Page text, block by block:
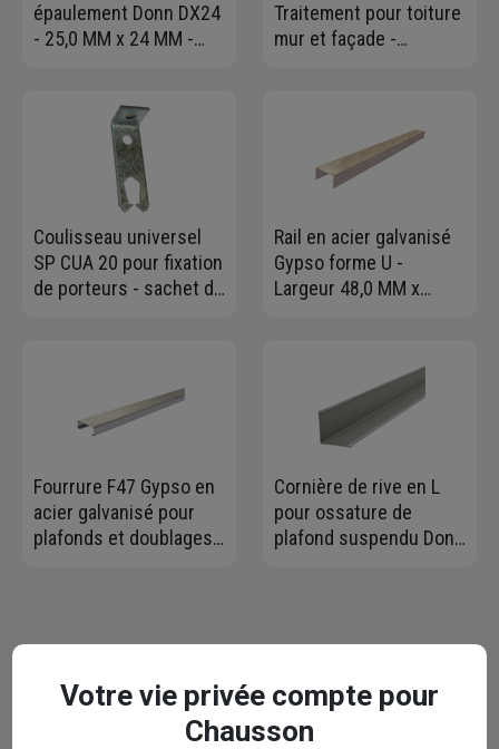
épaulement Donn DX24
- 25,0 MM x 24 MM -
Traitement pour toiture
mur et façade -
Coulisseau universel
SP CUA 20 pour fixation
de porteurs - sachet de
Rail en acier galvanisé
Gypso forme U -
Largeur 48,0 MM x
Fourrure F47 Gypso en
acier galvanisé pour
plafonds et doublages -
Cornière de rive en L
pour ossature de
plafond suspendu Donn
Votre vie privée compte pour
Chausson